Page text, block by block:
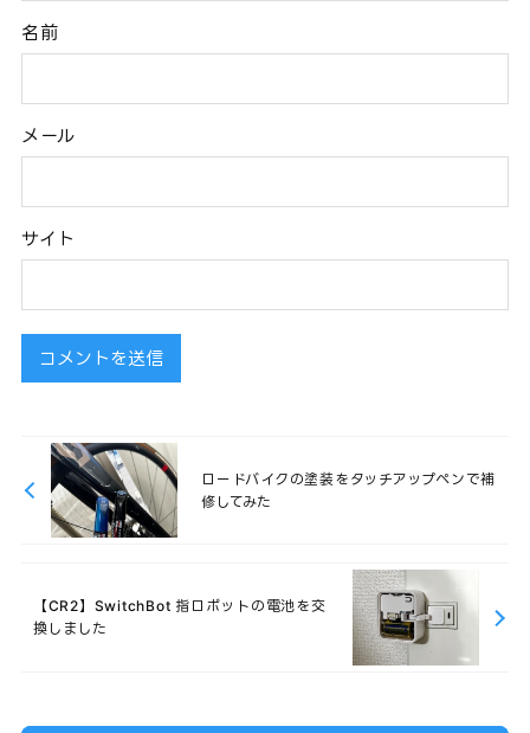
名前
メール
サイト
ロードバイクの塗装をタッチアップペンで補
修してみた
【CR2】SwitchBot 指ロボットの電池を交
換しました